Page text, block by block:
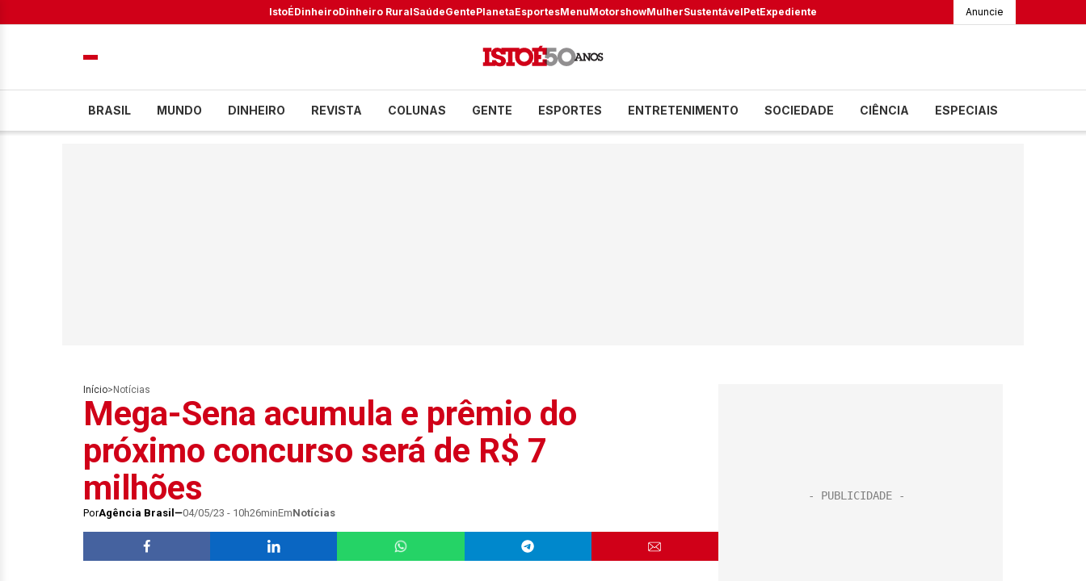
IstoÉDinheiroDinheiro RuralSaúdeGentePlanetaEsportesMenuMotorshowMulherSustentávelPetExpediente Anuncie
BRASIL MUNDO DINHEIRO REVISTA COLUNAS GENTE ESPORTES ENTRETENIMENTO SOCIEDADE CIÊNCIA ESPECIAIS
Início> Notícias
Mega-Sena acumula e prêmio do
próximo concurso será de R$ 7
milhões
PorAgência Brasil 04/05/23 - 10h26minEmNotícias